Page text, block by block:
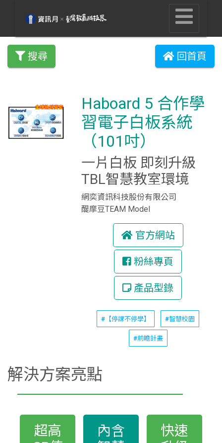
搜尋 回首頁
Haboard 5 合作學
習電子白板系統
（101吋）
一片白板 即刻升級
TBL智慧教室環境
網奕資訊科技股份有限公司
醍摩豆TEAM Model
官方網站
粉絲專頁
產品型錄
#【停課不停學】 #智慧校園
#前瞻計畫
解決方案亮點
超高
內含
快速